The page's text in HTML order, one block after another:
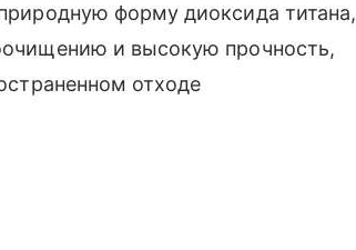
форму диоксида титана,
и высокую прочность,
отходе